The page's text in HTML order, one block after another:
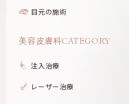
目元の施術
美容皮膚科CATEGORY
注入治療
レーザー治療